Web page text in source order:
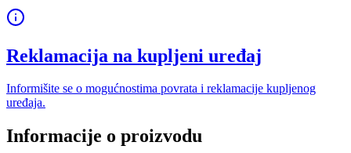
Reklamacija na kupljeni uređaj
Informišite se o mogućnostima povrata i reklamacije kupljenog
uređaja.
Informacije o proizvodu